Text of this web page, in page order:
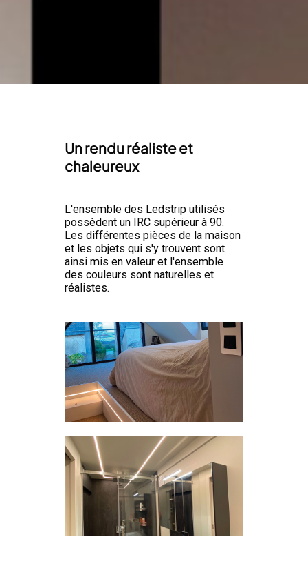
Un rendu réaliste et
chaleureux
L'ensemble des Ledstrip utilisés
possèdent un IRC supérieur à 90.
Les différentes pièces de la maison
et les objets qui s'y trouvent sont
ainsi mis en valeur et l'ensemble
des couleurs sont naturelles et
réalistes.